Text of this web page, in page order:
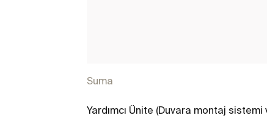
Suma
Yardımcı Ünite (Duvara montaj sistemi